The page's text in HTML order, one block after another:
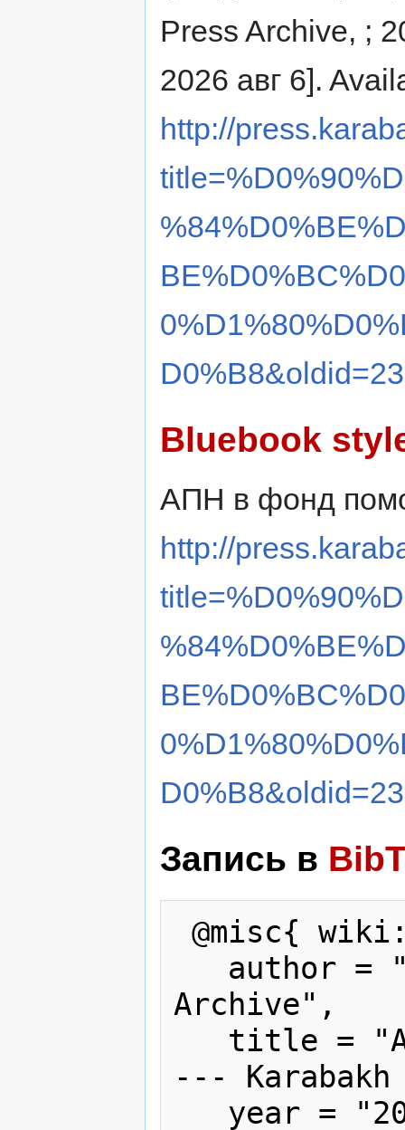
Press Archive, ;
2026 авг 6].
http://
Bluebook
АПН в фонд
http://
Запись в
Archive",
---